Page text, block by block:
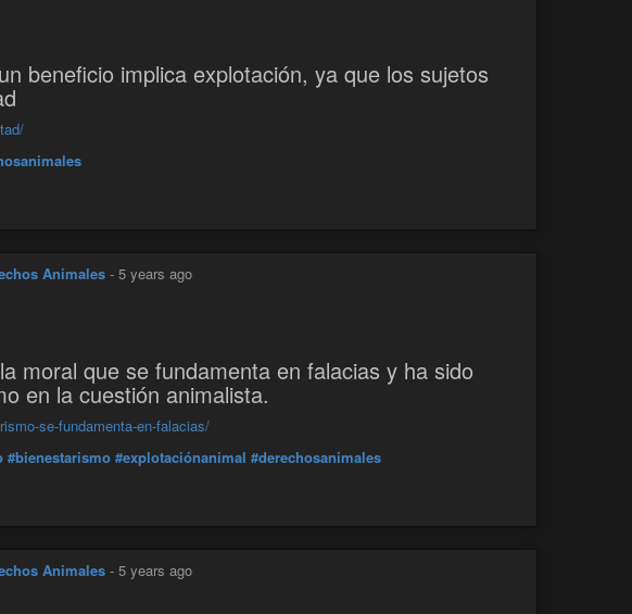
beneficio implica explotación, ya que los sujetos
Animales - 5 years ago
moral que se fundamenta en falacias y ha sido
en la cuestión animalista.
se-fundamenta-en-falacias/
#bienestarismo #explotaciónanimal #derechosanimales
Animales - 5 years ago